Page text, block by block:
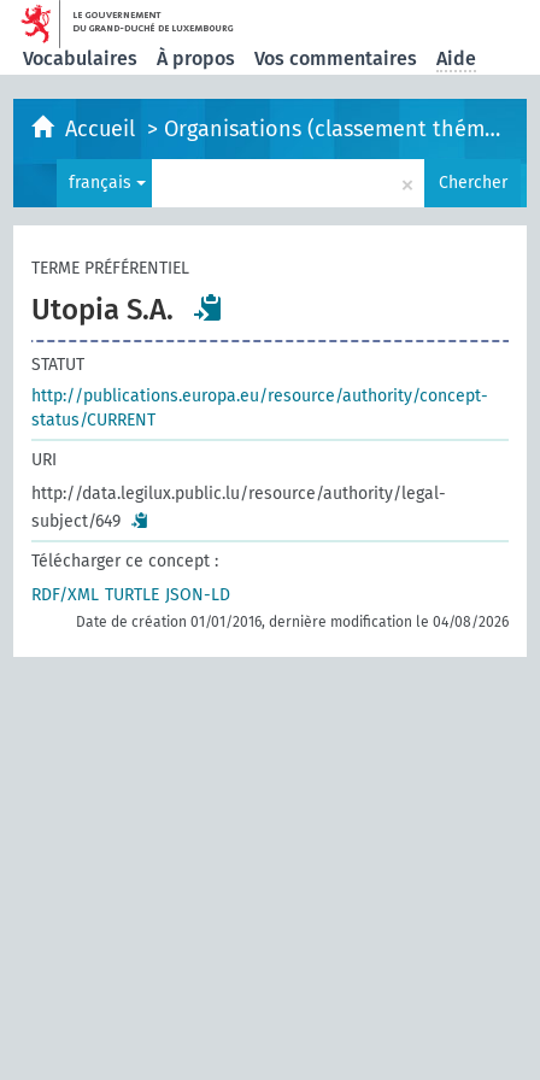
Vocabulaires À propos Vos commentaires Aide
Accueil > Organisations (classement thématique)
français × Chercher
TERME PRÉFÉRENTIEL
Utopia S.A.
STATUT
http://publications.europa.eu/resource/authority/concept-
status/CURRENT
URI
http://data.legilux.public.lu/resource/authority/legal-
subject/649
Télécharger ce concept :
RDF/XML TURTLE JSON-LD
Date de création 01/01/2016, dernière modification le 04/08/2026